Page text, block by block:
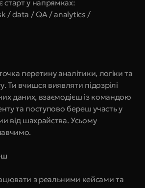
старт у напрямках:
/ data / QA / analytics /
перетину аналітики, логіки та
Ти вчишся виявляти підозрілі
даних, взаємодієш із командою
та поступово береш участь у
від шахрайства. Усьому
з реальними кейсами та